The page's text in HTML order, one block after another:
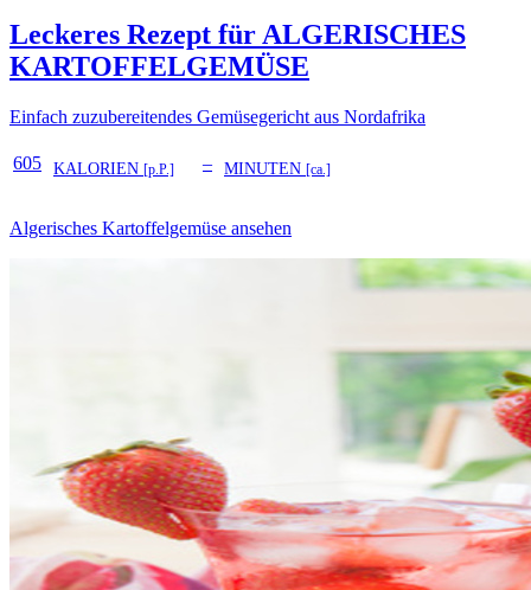
Leckeres Rezept für ALGERISCHES
KARTOFFELGEMÜSE
Einfach zuzubereitendes Gemüsegericht aus Nordafrika
605 KALORIEN [p.P.] – MINUTEN [ca.]
Algerisches Kartoffelgemüse ansehen